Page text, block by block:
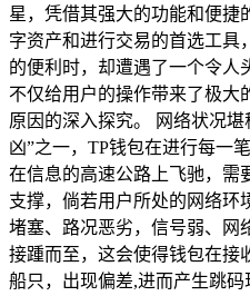
星，凭借其强大的功能和便捷
字资产和进行交易的首选工具
的便利时，却遭遇了一个令
不仅给用户的操作带来了极大
原因的深入探究。 网络状况
凶”之一，TP钱包在进行每一
在信息的高速公路上飞驰，需
支撑，倘若用户所处的网络环
堵塞、路况恶劣，信号弱、网
接踵而至，这会使得钱包在接
船只，出现偏差,进而产生跳码